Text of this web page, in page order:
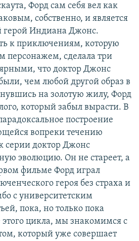
Форд сам себя вел как
собственно, и является
Индиана Джонс.
к приключениям, которую
персонажем, сделала три
что доктор Джонс
чем любой другой образ в
на золотую жилу, Форд
который забыл вырасти. В
построение
вопреки течению
серии доктор Джонс
эволюцию. Он не стареет, а
фильме Форд играл
героя без страха и
с университетским
пока, но только пока
этого цикла, мы знакомимся с
который уже совершает